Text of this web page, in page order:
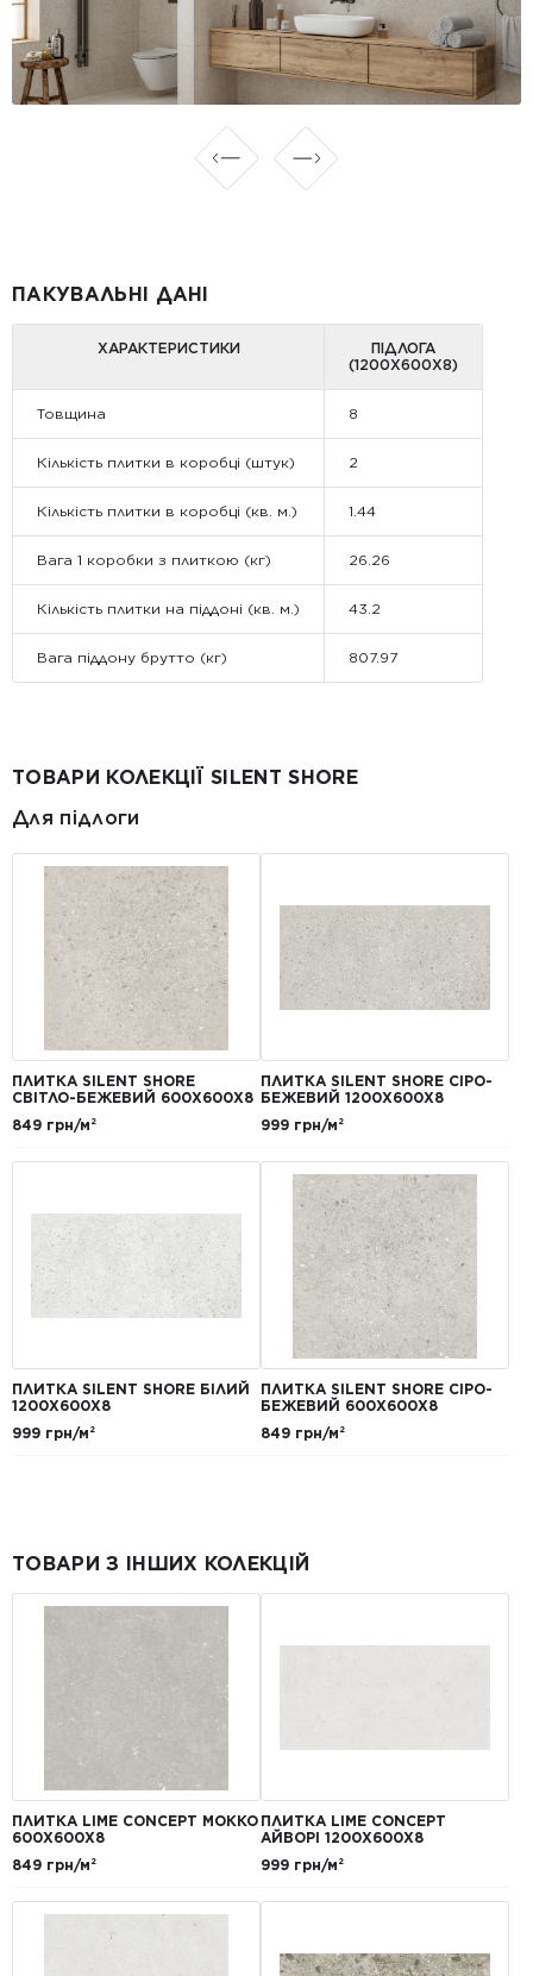
ПАКУВАЛЬНІ ДАНІ
ХАРАКТЕРИСТИКИ
ПІДЛОГА
(1200Х600Х8)
Товщина 8
Кількість плитки в коробці (штук) 2
Кількість плитки в коробці (кв. м.) 1.44
Вага 1 коробки з плиткою (кг) 26.26
Кількість плитки на піддоні (кв. м.) 43.2
Вага піддону брутто (кг) 807.97
ТОВАРИ КОЛЕКЦІЇ SILENT SHORE
Для підлоги
ПЛИТКА SILENT SHORE
СВІТЛО-БЕЖЕВИЙ 600Х600Х8
849 грн/м²
ПЛИТКА SILENT SHORE СІРО-
БЕЖЕВИЙ 1200Х600Х8
999 грн/м²
ПЛИТКА SILENT SHORE БІЛИЙ
1200Х600Х8
999 грн/м²
ПЛИТКА SILENT SHORE СІРО-
БЕЖЕВИЙ 600Х600Х8
849 грн/м²
ТОВАРИ З ІНШИХ КОЛЕКЦІЙ
ПЛИТКА LIME CONCEPT МОККО
600Х600Х8
849 грн/м²
ПЛИТКА LIME CONCEPT
АЙВОРІ 1200Х600Х8
999 грн/м²